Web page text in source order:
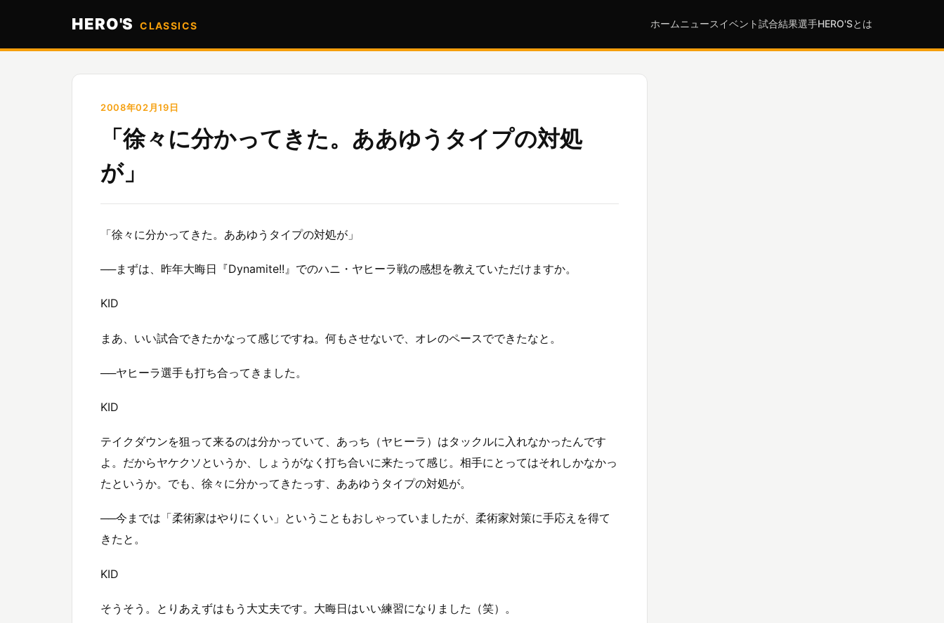
HERO'S CLASSICS ホーム ニュースイベント試合結果選手HERO'Sとは
2008年02月19日
「徐々に分かってきた。ああゆうタイプの対処
が」
「徐々に分かってきた。ああゆうタイプの対処が」
──まずは、昨年大晦日『Dynamite!!』でのハニ・ヤヒーラ戦の感想を教えていただけますか。
KID
まあ、いい試合できたかなって感じですね。何もさせないで、オレのペースでできたなと。
──ヤヒーラ選手も打ち合ってきました。
KID
テイクダウンを狙って来るのは分かっていて、あっち（ヤヒーラ）はタックルに入れなかったんです
よ。だからヤケクソというか、しょうがなく打ち合いに来たって感じ。相手にとってはそれしかなかっ
たというか。でも、徐々に分かってきたっす、ああゆうタイプの対処が。
──今までは「柔術家はやりにくい」ということもおしゃっていましたが、柔術家対策に手応えを得て
きたと。
KID
そうそう。とりあえずはもう大丈夫です。大晦日はいい練習になりました（笑）。